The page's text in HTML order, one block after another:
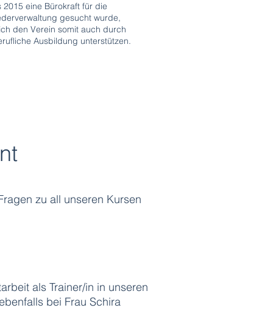
2015 eine Bürokraft für die
gesucht wurde,
den Verein somit auch durch
Ausbildung unterstützen.
zu all unseren Kursen
als Trainer/in in unseren
bei Frau Schira